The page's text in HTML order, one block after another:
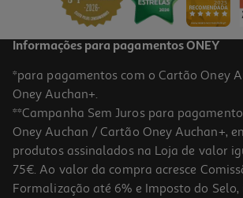
Informações para pagamentos ONEY
*para pagamentos com o Cartão Oney
Oney Auchan+.
**Campanha Sem Juros para
Oney Auchan / Cartão Oney Auchan+,
produtos assinalados na Loja de valor
75€. Ao valor da compra acresce
Formalização até 6% e Imposto do